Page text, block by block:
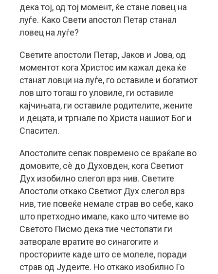
дека тој, од тој момент, ќе стане ловец на
луѓе. Како Свети апостол Петар станал
ловец на луѓе?
Светите апостоли Петар, Јаков и Јова, од
моментот кога Христос им кажал дека ќе
станат ловци на луѓе, го оставиле и богатиот
лов што тогаш го уловиле, ги оставиле
кајчињата, ги оставиле родителите, жените
и децата, и тргнале по Христа нашиот Бог и
Спасител.
Апостолите сепак повремено се враќале во
домовите, сè до Духовден, кога Светиот
Дух изобилно слегол врз нив. Светите
Апостоли откако Светиот Дух слегол врз
нив, тие повеќе немале страв во себе, како
што претходно имале, како што читеме во
Светото Писмо дека тие честопати ги
затворале вратите во синагогите и
просториите каде што се молеле, поради
страв од Јудеите. Но откако изобилно Го